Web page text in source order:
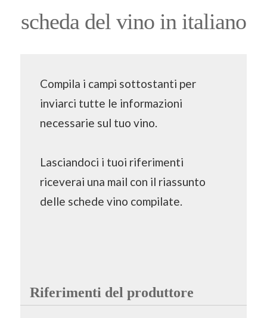
scheda del vino in italiano
Compila i campi sottostanti per
inviarci tutte le informazioni
necessarie sul tuo vino.
Lasciandoci i tuoi riferimenti
riceverai una mail con il riassunto
delle schede vino compilate.
Riferimenti del produttore